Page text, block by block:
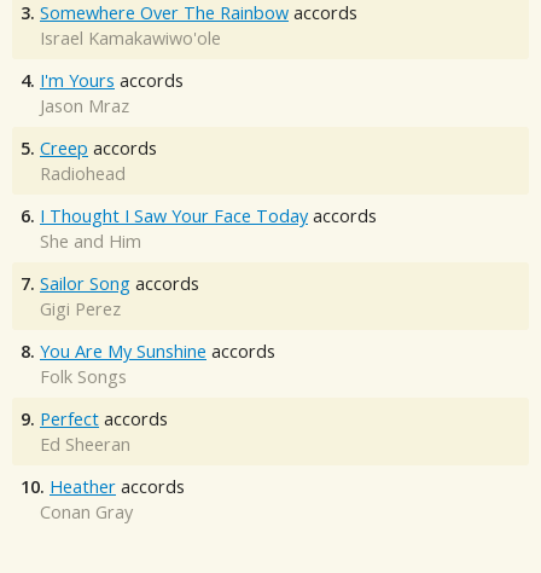
3. Somewhere Over The Rainbow accords
Israel Kamakawiwo'ole
4. I'm Yours accords
Jason Mraz
5. Creep accords
Radiohead
6. I Thought I Saw Your Face Today accords
She and Him
7. Sailor Song accords
Gigi Perez
8. You Are My Sunshine accords
Folk Songs
9. Perfect accords
Ed Sheeran
10. Heather accords
Conan Gray